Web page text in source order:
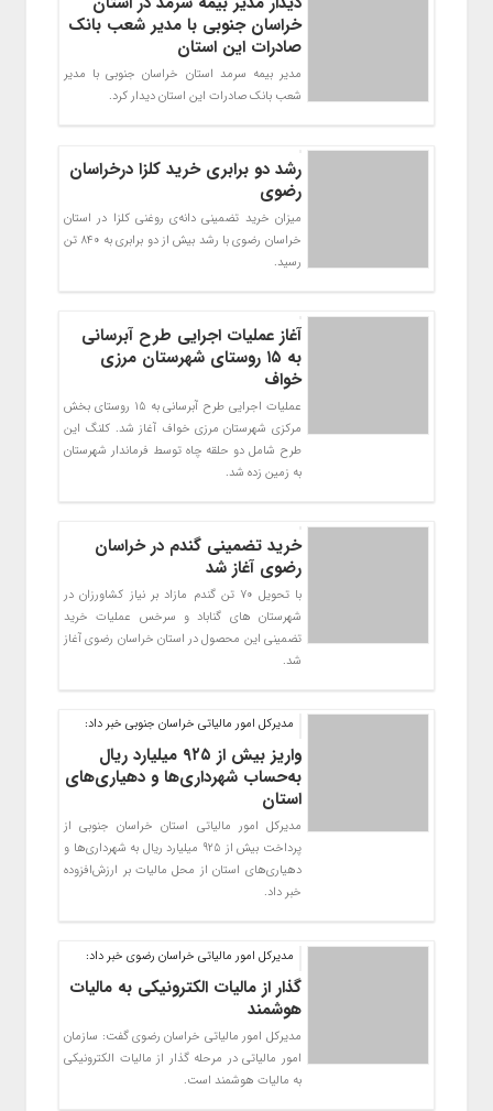
خراسان جنوبی با مدیر شعب بانک
صادرات این استان
مدیر بیمه سرمد استان خراسان جنوبی با مدیر
شعب بانک صادرات این استان دیدار کرد.
رشد دو برابری خرید کلزا درخراسان
رضوی
میزان خرید تضمینی دانه‌ی روغنی کلزا در استان
خراسان رضوی با رشد بیش از دو برابری به 840 تن
رسید.
آغاز عملیات اجرایی طرح آبرسانی
به ۱۵ روستای شهرستان مرزی
خواف
عملیات اجرایی طرح آبرسانی به 15 روستای بخش
مرکزی شهرستان مرزی خواف آغاز شد. کلنگ این
طرح شامل دو حلقه چاه توسط فرماندار شهرستان
به زمین زده شد.
خرید تضمینی گندم در خراسان
رضوی آغاز شد
با تحویل 70 تن گندم مازاد بر نیاز کشاورزان در
شهرستان های گناباد و سرخس عملیات خرید
تضمینی این محصول در استان خراسان رضوی آغاز
شد.
مدیرکل امور مالیاتی خراسان جنوبی خبر داد:
واریز بیش از ۹۲۵ میلیارد ریال
به‌حساب شهرداری‌ها و دهیاری‌های
استان
مدیرکل امور مالیاتی استان خراسان جنوبی از
پرداخت بیش از 925 میلیارد ریال به شهرداری‌ها و
دهیاری‌های استان از محل مالیات بر ارزش‌افزوده
خبر داد.
مدیرکل امور مالیاتی خراسان رضوی خبر داد:
گذار از مالیات الکترونیکی به مالیات
هوشمند
مدیرکل امور مالیاتی خراسان رضوی گفت: سازمان
امور مالیاتی در مرحله گذار از مالیات الکترونیکی
به مالیات هوشمند است.